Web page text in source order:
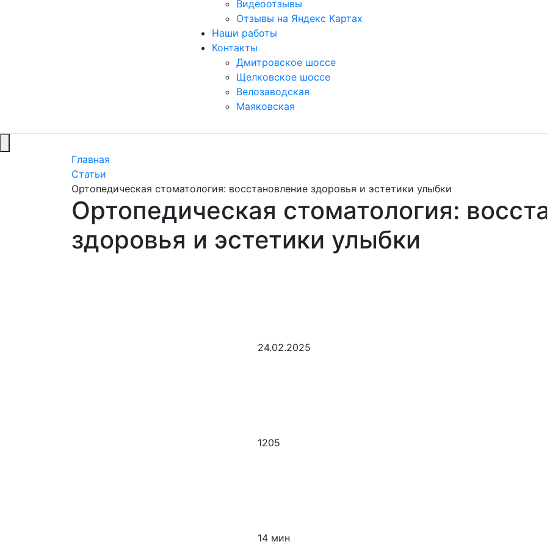
Видеоотзывы
Отзывы на Яндекс Картах
Наши работы
Контакты
Дмитровское шоссе
Щелковское шоссе
Велозаводская
Маяковская
Главная
Статьи
Ортопедическая стоматология: восстановление здоровья и эстетики улыбки
Ортопедическая стоматология:
здоровья и эстетики улыбки
24.02.2025
1205
14 мин